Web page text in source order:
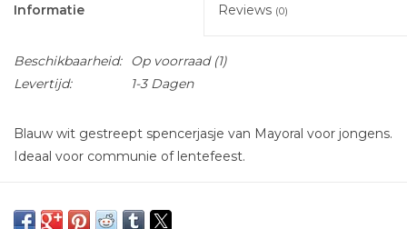
Informatie Reviews (0)
Beschikbaarheid: Op voorraad(1)
Levertijd:
1-3 Dagen
Blauw wit gestreept spencerjasje van Mayoral voor jongens.
Ideaal voor communie of lentefeest.